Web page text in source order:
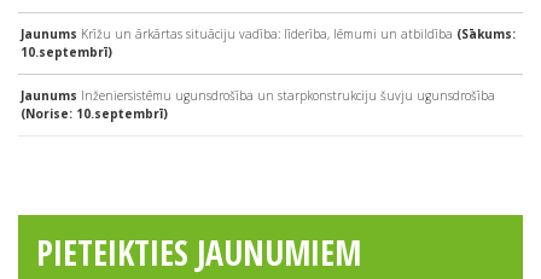
Jaunums Krīžu un ārkārtas situāciju vadība: līderība, lēmumi un atbildība (Sākums:
10.septembrī)
Jaunums Inženiersistēmu ugunsdrošība un starpkonstrukciju šuvju ugunsdrošība
(Norise: 10.septembrī)
PIETEIKTIES JAUNUMIEM